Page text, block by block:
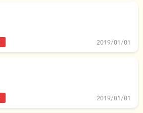
2019/01/01
2019/01/01